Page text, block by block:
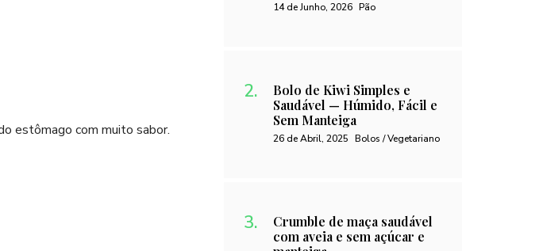
estômago com muito sabor.
14 de Junho, 2026 Pão
Bolo de Kiwi Simples e
Saudável — Húmido, Fácil e
Sem Manteiga
26 de Abril, 2025 Bolos / Vegetariano
Crumble de maça saudável
com aveia e sem açúcar e